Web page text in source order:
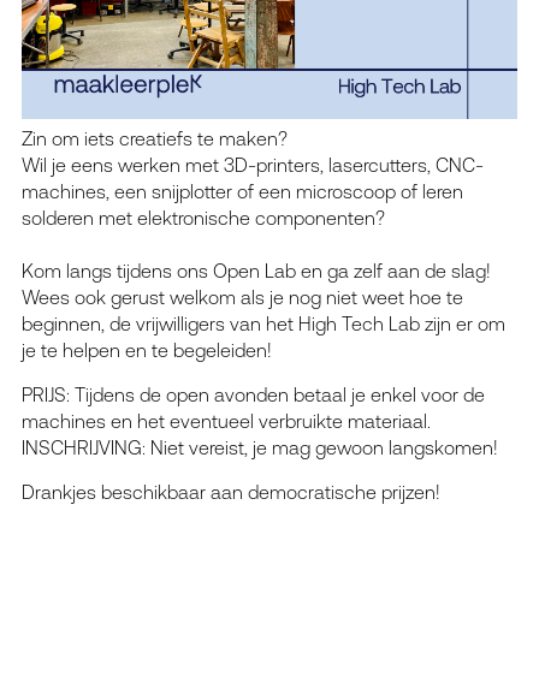
Zin om iets creatiefs te maken?
Wil je eens werken met 3D-printers, lasercutters, CNC-
machines, een snijplotter of een microscoop of leren
solderen met elektronische componenten?
Kom langs tijdens ons Open Lab en ga zelf aan de slag!
Wees ook gerust welkom als je nog niet weet hoe te
beginnen, de vrijwilligers van het High Tech Lab zijn er om
je te helpen en te begeleiden!
PRIJS: Tijdens de open avonden betaal je enkel voor de
machines en het eventueel verbruikte materiaal.
INSCHRIJVING: Niet vereist, je mag gewoon langskomen!
Drankjes beschikbaar aan democratische prijzen!